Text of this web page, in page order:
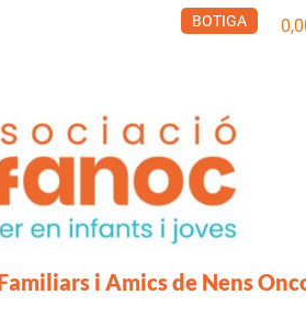
BOTIGA
i Amics de Nens